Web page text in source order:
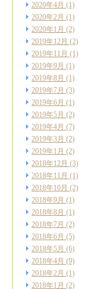
2020年4月 (1)
2020年2月 (1)
2020年1月 (2)
2019年12月 (2)
2019年11月 (1)
2019年9月 (1)
2019年8月 (1)
2019年7月 (3)
2019年6月 (1)
2019年5月 (2)
2019年4月 (7)
2019年3月 (2)
2019年1月 (2)
2018年12月 (3)
2018年11月 (1)
2018年10月 (2)
2018年9月 (1)
2018年8月 (1)
2018年7月 (2)
2018年6月 (5)
2018年5月 (6)
2018年4月 (9)
2018年2月 (1)
2018年1月 (2)